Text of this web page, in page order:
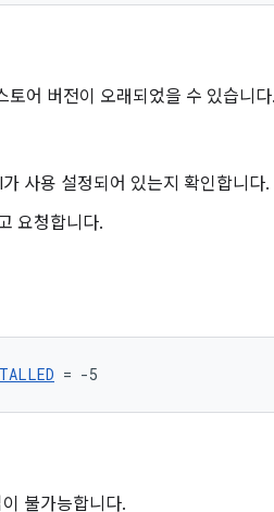
어 버전이 오래되었을 수 있습니
사용 설정되어 있는지 확인합니다.
요청합니다.
= -5
불가능합니다.